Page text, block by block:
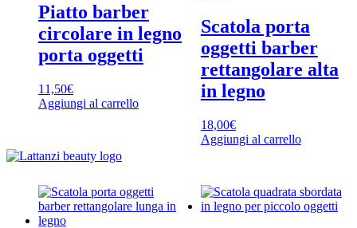
Piatto barber
circolare in legno
porta oggetti
11,50€
Aggiungi al carrello
Scatola porta
oggetti barber
rettangolare alta
in legno
18,00€
Aggiungi al carrello